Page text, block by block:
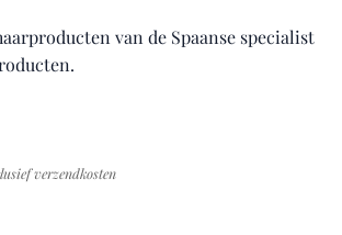
van de Spaanse specialist
verzendkosten